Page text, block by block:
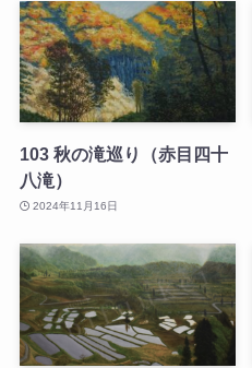
103 秋の滝巡り（赤目四十
八滝）
2024年11月16日